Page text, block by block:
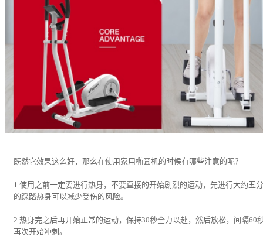
既然它效果这么好，那么在使用家用椭圆机的时候有哪些注意的呢？
1.使用之前一定要进行热身，不要直接的开始剧烈的运动，先进行大约五
的踩踏热身可以减少受伤的风险。
2.热身完之后再开始正常的运动，保持30秒全力以赴，然后放松，间隔60
再次开始冲刺。